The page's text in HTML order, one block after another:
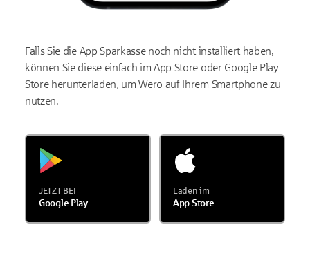
Falls Sie die App Sparkasse noch nicht installiert haben,
können Sie diese einfach im App Store oder Google Play
Store herunterladen, um Wero auf Ihrem Smartphone zu
nutzen.
JETZT BEI
Google Play
Laden im
App Store